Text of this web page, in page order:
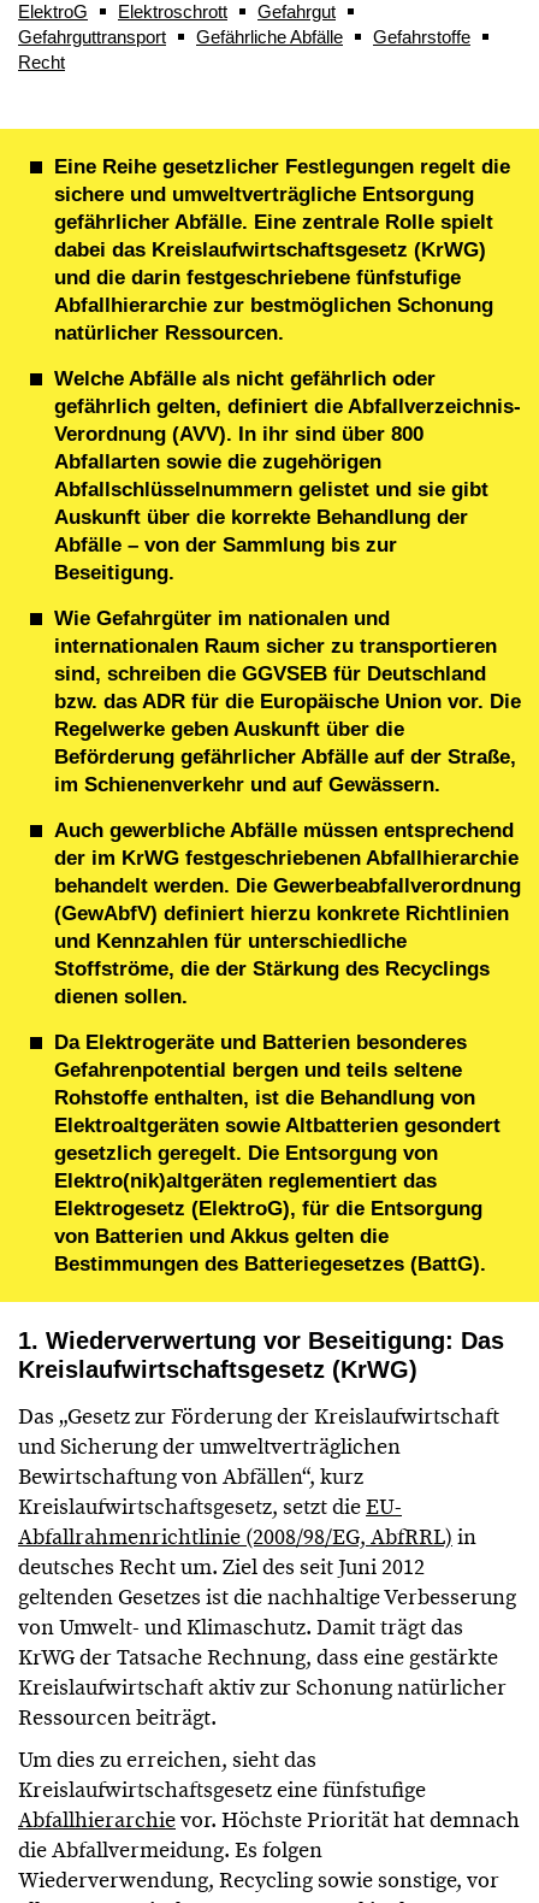
ElektroG
Elektroschrott
Gefahrgut
Gefahrguttransport
Gefährliche Abfälle
Gefahrstoffe
Recht
Eine Reihe gesetzlicher Festlegungen regelt die
sichere und umweltverträgliche Entsorgung
gefährlicher Abfälle. Eine zentrale Rolle spielt
dabei das Kreislaufwirtschaftsgesetz (KrWG)
und die darin festgeschriebene fünfstufige
Abfallhierarchie zur bestmöglichen Schonung
natürlicher Ressourcen.
Welche Abfälle als nicht gefährlich oder
gefährlich gelten, definiert die Abfallverzeichnis-
Verordnung (AVV). In ihr sind über 800
Abfallarten sowie die zugehörigen
Abfallschlüsselnummern gelistet und sie gibt
Auskunft über die korrekte Behandlung der
Abfälle – von der Sammlung bis zur
Beseitigung.
Wie Gefahrgüter im nationalen und
internationalen Raum sicher zu transportieren
sind, schreiben die GGVSEB für Deutschland
bzw. das ADR für die Europäische Union vor. Die
Regelwerke geben Auskunft über die
Beförderung gefährlicher Abfälle auf der Straße,
im Schienenverkehr und auf Gewässern.
Auch gewerbliche Abfälle müssen entsprechend
der im KrWG festgeschriebenen Abfallhierarchie
behandelt werden. Die Gewerbeabfallverordnung
(GewAbfV) definiert hierzu konkrete Richtlinien
und Kennzahlen für unterschiedliche
Stoffströme, die der Stärkung des Recyclings
dienen sollen.
Da Elektrogeräte und Batterien besonderes
Gefahrenpotential bergen und teils seltene
Rohstoffe enthalten, ist die Behandlung von
Elektroaltgeräten sowie Altbatterien gesondert
gesetzlich geregelt. Die Entsorgung von
Elektro(nik)altgeräten reglementiert das
Elektrogesetz (ElektroG), für die Entsorgung
von Batterien und Akkus gelten die
Bestimmungen des Batteriegesetzes (BattG).
1. Wiederverwertung vor Beseitigung: Das
Kreislaufwirtschaftsgesetz (KrWG)
Das „Gesetz zur Förderung der Kreislaufwirtschaft
und Sicherung der umweltverträglichen
Bewirtschaftung von Abfällen“, kurz
Kreislaufwirtschaftsgesetz, setzt dieEU-
Abfallrahmenrichtlinie (2008/98/EG, AbfRRL) in
deutsches Recht um. Ziel des seit Juni 2012
geltenden Gesetzes ist die nachhaltige Verbesserung
von Umwelt- und Klimaschutz. Damit trägt das
KrWG der Tatsache Rechnung, dass eine gestärkte
Kreislaufwirtschaft aktiv zur Schonung natürlicher
Ressourcen beiträgt.
Um dies zu erreichen, sieht das
Kreislaufwirtschaftsgesetz eine fünfstufige
Abfallhierarchievor. Höchste Priorität hat demnach
die Abfallvermeidung. Es folgen
Wiederverwendung, Recycling sowie sonstige, vor